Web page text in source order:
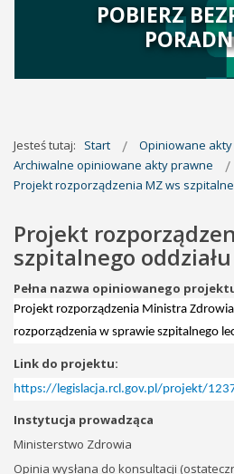
POBIERZ
Jesteś tutaj: Start
Opiniowane akty
Archiwalne opiniowane akty prawne
Projekt rozporządzenia MZ ws
Projekt
szpitalnego
Pełna nazwa opiniowanego
Projekt rozporządzenia Ministra
rozporządzenia w sprawie szpitalnego
Link do projektu:
https://legislacja.rcl.gov.pl/projekt/
Instytucja prowadząca
Ministerstwo Zdrowia
Opinia wysłana do konsultacji